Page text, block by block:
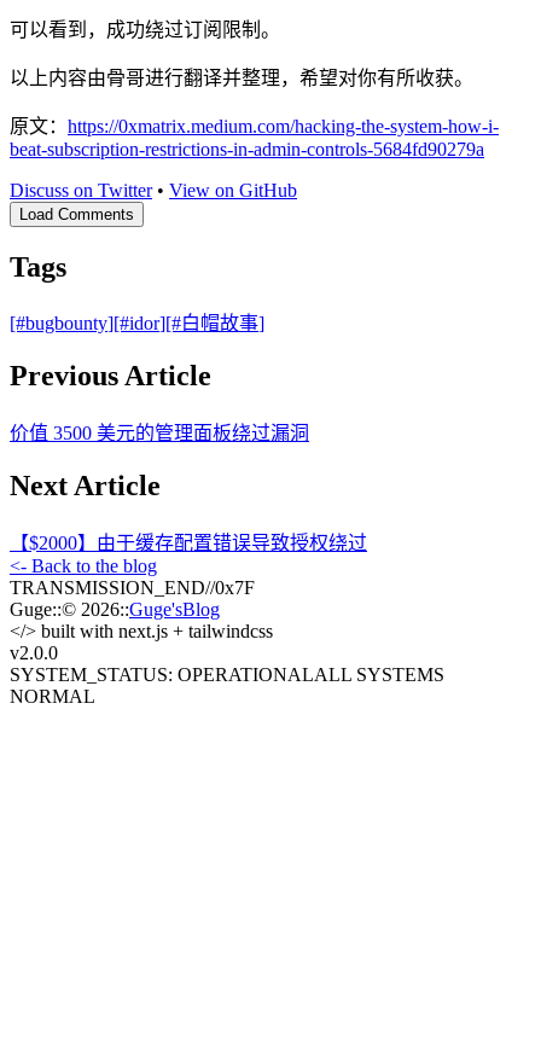
可以看到，成功绕过订阅限制。
以上内容由骨哥进行翻译并整理，希望对你有所收获。
原文： https://0xmatrix.medium.com/hacking-the-system-how-i-
beat-subscription-restrictions-in-admin-controls-5684fd90279a
Discuss on Twitter• View on GitHub
Load Comments
Tags
[#bugbounty][#idor][#白帽故事]
Previous Article
价值 3500 美元的管理面板绕过漏洞
Next Article
【$2000】由于缓存配置错误导致授权绕过
<- Back to the blog
TRANSMISSION_END//0x7F
Guge::© 2026::Guge'sBlog
</> built with next.js + tailwindcss
v2.0.0
SYSTEM_STATUS: OPERATIONALALL SYSTEMS
NORMAL